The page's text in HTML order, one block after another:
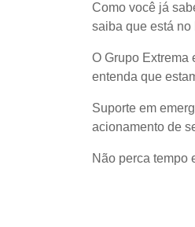
Como você já
saiba que está no
O Grupo Extrema
entenda que
Suporte em
acionamento de
Não perca tempo